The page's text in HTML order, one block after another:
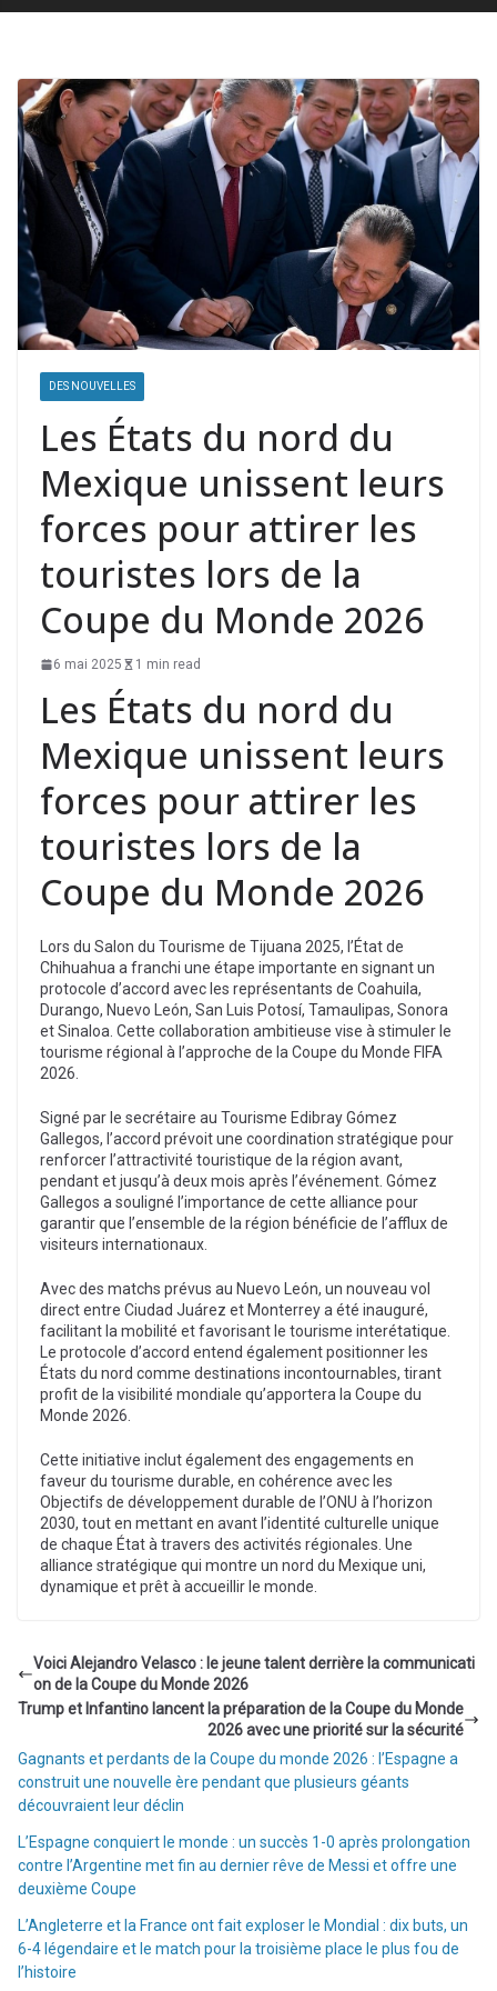
DES NOUVELLES
Les États du nord du
Mexique unissent leurs
forces pour attirer les
touristes lors de la
Coupe du Monde 2026
6 mai 2025 1 min read
Les États du nord du
Mexique unissent leurs
forces pour attirer les
touristes lors de la
Coupe du Monde 2026
Lors du Salon du Tourisme de Tijuana 2025, l’État de
Chihuahua a franchi une étape importante en signant un
protocole d’accord avec les représentants de Coahuila,
Durango, Nuevo León, San Luis Potosí, Tamaulipas, Sonora
et Sinaloa. Cette collaboration ambitieuse vise à stimuler le
tourisme régional à l’approche de la Coupe du Monde FIFA
2026.
Signé par le secrétaire au Tourisme Edibray Gómez
Gallegos, l’accord prévoit une coordination stratégique pour
renforcer l’attractivité touristique de la région avant,
pendant et jusqu’à deux mois après l’événement. Gómez
Gallegos a souligné l’importance de cette alliance pour
garantir que l’ensemble de la région bénéficie de l’afflux de
visiteurs internationaux.
Avec des matchs prévus au Nuevo León, un nouveau vol
direct entre Ciudad Juárez et Monterrey a été inauguré,
facilitant la mobilité et favorisant le tourisme interétatique.
Le protocole d’accord entend également positionner les
États du nord comme destinations incontournables, tirant
profit de la visibilité mondiale qu’apportera la Coupe du
Monde 2026.
Cette initiative inclut également des engagements en
faveur du tourisme durable, en cohérence avec les
Objectifs de développement durable de l’ONU à l’horizon
2030, tout en mettant en avant l’identité culturelle unique
de chaque État à travers des activités régionales. Une
alliance stratégique qui montre un nord du Mexique uni,
dynamique et prêt à accueillir le monde.
Voici Alejandro Velasco : le jeune talent derrière la communicati
on de la Coupe du Monde 2026
Trump et Infantino lancent la préparation de la Coupe du Monde
2026 avec une priorité sur la sécurité
Gagnants et perdants de la Coupe du monde 2026 : l’Espagne a
construit une nouvelle ère pendant que plusieurs géants
découvraient leur déclin
L’Espagne conquiert le monde : un succès 1-0 après prolongation
contre l’Argentine met fin au dernier rêve de Messi et offre une
deuxième Coupe
L’Angleterre et la France ont fait exploser le Mondial : dix buts, un
6-4 légendaire et le match pour la troisième place le plus fou de
l’histoire